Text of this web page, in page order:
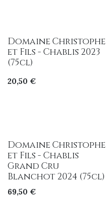
Domaine Christophe
et Fils - Chablis 2023
(75cl)
20,50 €
Domaine Christophe
et Fils - Chablis
Grand Cru
Blanchot 2024 (75cl)
69,50 €